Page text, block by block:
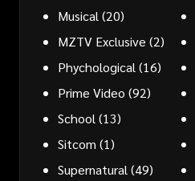
Musical (20)
MZTV Exclusive (2)
Phychological (16)
Prime Video (92)
School (13)
Sitcom (1)
Supernatural (49)